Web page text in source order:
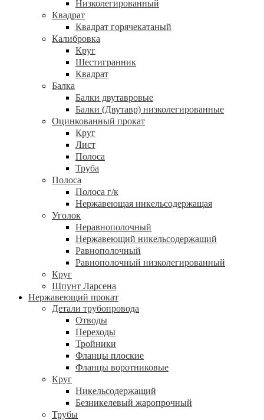
Низколегированный
Квадрат
Квадрат горячекатаный
Калибровка
Круг
Шестигранник
Квадрат
Балка
Балки двутавровые
Балки (Двутавр) низколегированные
Оцинкованный прокат
Круг
Лист
Полоса
Труба
Полоса
Полоса г/к
Нержавеющая никельсодержащая
Уголок
Неравнополочный
Нержавеющий никельсодержащий
Равнополочный
Равнополочный низколегированный
Круг
Шпунт Ларсена
Нержавеющий прокат
Детали трубопровода
Отводы
Переходы
Тройники
Фланцы плоские
Фланцы воротниковые
Круг
Никельсодержащий
Безникелевый жаропрочный
Трубы